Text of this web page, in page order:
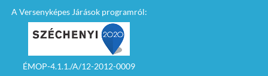
A Versenyképes Járások programról:
ÉMOP-4.1.1./A/12-2012-0009